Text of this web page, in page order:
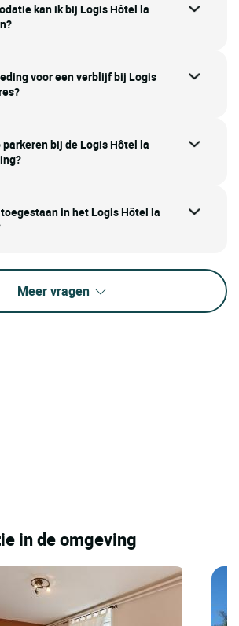
kan ik bij Logis Hôtel la
voor een verblijf bij Logis
parkeren bij de Logis Hôtel la
in het Logis Hôtel la
Meer vragen
in de omgeving